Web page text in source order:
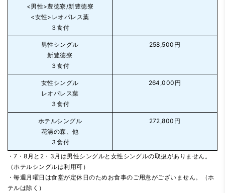
<男性>豊徳寮/新豊徳寮
<女性>レオパレス葉
３食付
男性シングル
新豊徳寮
３食付
258,500円
女性シングル
レオパレス葉
３食付
264,000円
ホテルシングル
花湯の森、他
３食付
272,800円
・7・8月と2・3月は男性シングルと女性シングルの取扱がありません。
（ホテルシングルは利用可）
・毎週月曜日は食堂が定休日のためお食事のご用意がございません。（ホ
テルは除く）